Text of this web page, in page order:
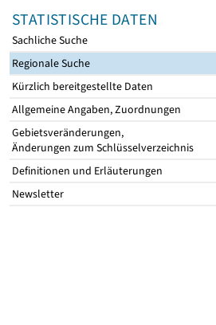
STATISTISCHE DATEN
Sachliche Suche
Regionale Suche
Kürzlich bereitgestellte Daten
Allgemeine Angaben, Zuordnungen
Gebietsveränderungen,
Änderungen zum Schlüsselverzeichnis
Definitionen und Erläuterungen
Newsletter